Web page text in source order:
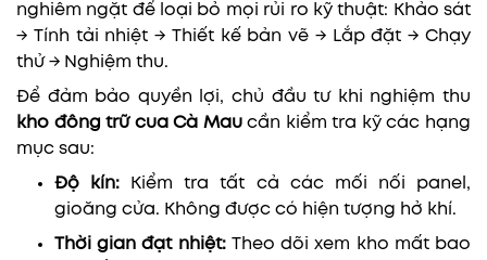
nghiêm ngặt để loại bỏ mọi rủi ro kỹ thuật: Khảo sát
→ Tính tải nhiệt → Thiết kế bản vẽ → Lắp đặt → Chạy
thử → Nghiệm thu.
Để đảm bảo quyền lợi, chủ đầu tư khi nghiệm thu
kho đông trữ cua Cà Mau cần kiểm tra kỹ các hạng
mục sau:
Độ kín: Kiểm tra tất cả các mối nối panel,
gioăng cửa. Không được có hiện tượng hở khí.
Thời gian đạt nhiệt: Theo dõi xem kho mất bao